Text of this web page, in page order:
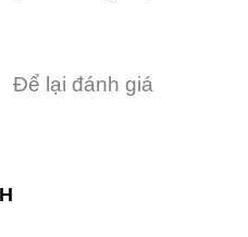
Để lại đánh giá